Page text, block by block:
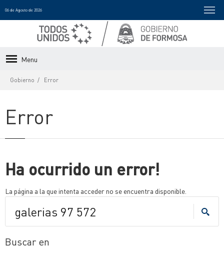
06 de Agosto de 2026
Menu
Gobierno Error
Error
Ha ocurrido un error!
La página a la que intenta acceder no se encuentra disponible.
Buscar en